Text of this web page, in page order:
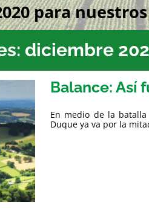
para
diciembre
Balance: Así
En medio de la
Duque ya va por la